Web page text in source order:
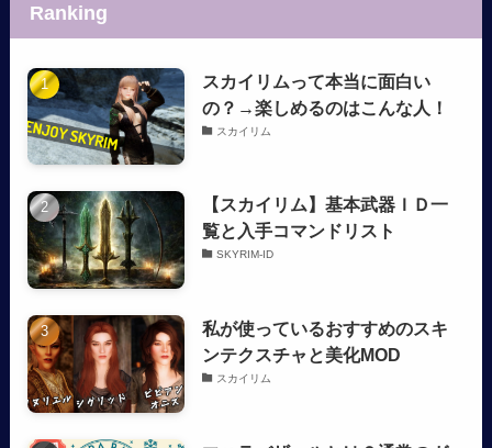
Ranking
スカイリムって本当に面白い
の？→楽しめるのはこんな人！
スカイリム
【スカイリム】基本武器ＩＤ一
覧と入手コマンドリスト
SKYRIM-ID
私が使っているおすすめのスキ
ンテクスチャと美化MOD
スカイリム